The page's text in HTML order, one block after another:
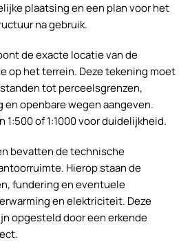
plaatsing en een plan voor het
na gebruik.
de exacte locatie van de
op het terrein. Deze tekening moet
tot perceelsgrenzen,
openbare wegen aangeven.
1:500 of 1:1000 voor duidelijkheid.
bevatten de technische
Hierop staan de
fundering en eventuele
en elektriciteit. Deze
opgesteld door een erkende